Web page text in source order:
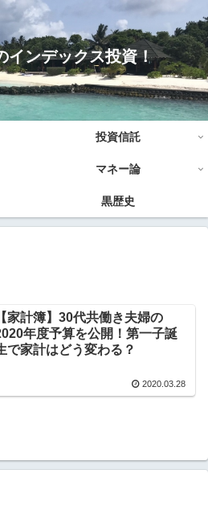
インデックス投資！
投資信託
マネー論
黒歴史
【家計簿】30代共働き夫婦の
年度予算を公開！第一子誕
で家計はどう変わる？
2020.03.28